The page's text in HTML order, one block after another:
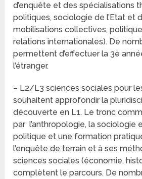
d’enquête et des spécialisations
politiques, sociologie de l’Etat et
mobilisations collectives,
relations internationales). De
permettent d’effectuer la 3è
l’étranger.
– L2/L3 sciences sociales pour
souhaitent approfondir la
découverte en L1. Le tronc
par l’anthropologie, la sociologie
politique et une formation
l’enquête de terrain et à ses
sciences sociales (économie,
complètent le parcours. De